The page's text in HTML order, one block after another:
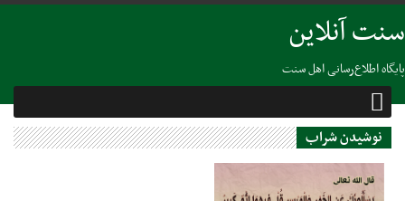
سنت آنلاین
پایگاه اطلاع‌رسانی اهل سنت
نوشیدن شراب